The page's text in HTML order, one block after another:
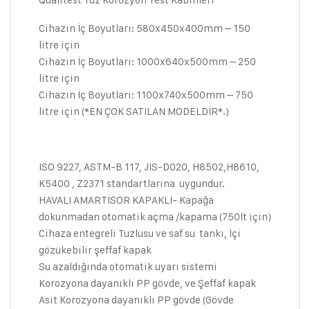
Cihazın İç Boyutları: 580x450x400mm – 150
litre için
Cihazın İç Boyutları: 1000x640x500mm – 250
litre için
Cihazın İç Boyutları: 1100x740x500mm – 750
litre için (*EN ÇOK SATILAN MODELDİR*.)
ISO 9227, ASTM-B 117, JIS-D020, H8502,H8610,
K5400 , Z2371 standartlarına uygundur.
HAVALI AMARTİSOR KAPAKLI- Kapağa
dokunmadan otomatik açma /kapama (750lt için)
Cihaza entegreli Tuzlusu ve saf su tankı, İçi
gözükebilir şeffaf kapak
Su azaldığında otomatik uyarı sistemi
Korozyona dayanıklı PP gövde, ve Şeffaf kapak
Asit Korozyona dayanıklı PP gövde (Gövde